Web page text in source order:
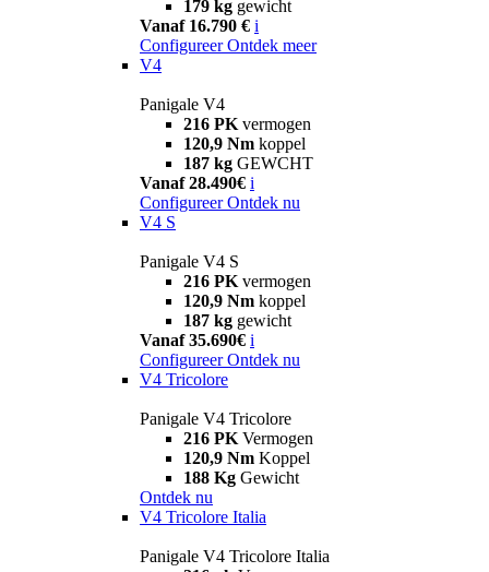
179 kg gewicht
Vanaf 16.790 € i
Configureer Ontdek meer
V4
Panigale V4
216 PK vermogen
120,9 Nm koppel
187 kg GEWCHT
Vanaf 28.490€ i
Configureer Ontdek nu
V4 S
Panigale V4 S
216 PK vermogen
120,9 Nm koppel
187 kg gewicht
Vanaf 35.690€ i
Configureer Ontdek nu
V4 Tricolore
Panigale V4 Tricolore
216 PK Vermogen
120,9 Nm Koppel
188 Kg Gewicht
Ontdek nu
V4 Tricolore Italia
Panigale V4 Tricolore Italia